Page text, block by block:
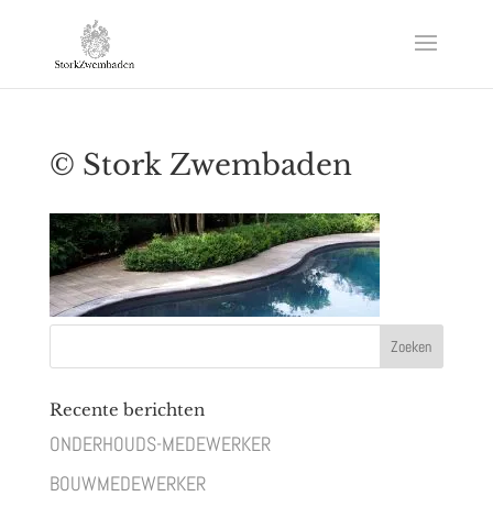
© Stork Zwembaden
Recente berichten
ONDERHOUDS-MEDEWERKER
BOUWMEDEWERKER